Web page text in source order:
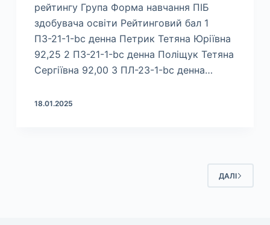
рейтингу Група Форма навчання ПІБ
здобувача освіти Рейтинговий бал 1
ПЗ-21-1-bc денна Петрик Тетяна Юріївна
92,25 2 ПЗ-21-1-bc денна Поліщук Тетяна
Сергіївна 92,00 3 ПЛ-23-1-bc денна…
18.01.2025
ДАЛІ